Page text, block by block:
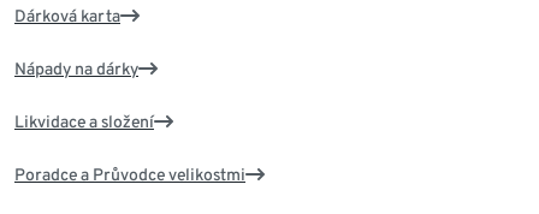
Dárková karta
Nápady na dárky
Likvidace a složení
Poradce a Průvodce velikostmi